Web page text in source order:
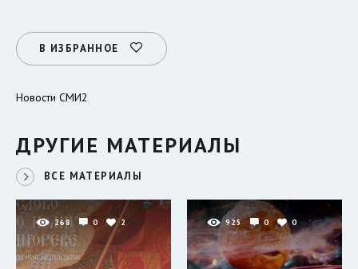
В ИЗБРАННОЕ
Новости СМИ2
ДРУГИЕ МАТЕРИАЛЫ
ВСЕ МАТЕРИАЛЫ
268 0 2 925 0 0